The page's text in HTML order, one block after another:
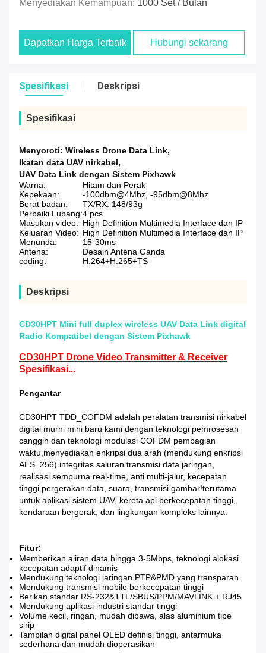
Menyediakan Kemampuan: 1000 Set / Bulan
Dapatkan Harga Terbaik Hubungi sekarang
Spesifikasi Deskripsi
Spesifikasi
Menyoroti: Wireless Drone Data Link,
Ikatan data UAV nirkabel,
UAV Data Link dengan Sistem Pixhawk
Warna:
Hitam dan Perak
Kepekaan:
-100dbm@4Mhz, -95dbm@8Mhz
Berat badan:
TX/RX: 148/93g
Perbaiki Lubang:4 pcs
Masukan video: High Definition Multimedia Interface dan IP
Keluaran Video: High Definition Multimedia Interface dan IP
Menunda:
15-30ms
Antena:
Desain Antena Ganda
coding:
H.264+H.265+TS
Deskripsi
CD30HPT Mini full duplex wireless UAV Data Link digital
Radio Kompatibel dengan Sistem Pixhawk
CD30HPT Drone Video Transmitter & Receiver
Spesifikasi...
Pengantar
CD30HPT TDD_COFDM adalah peralatan transmisi nirkabel
digital murni mini baru kami dengan teknologi pemrosesan
canggih dan teknologi modulasi COFDM pembagian
waktu,menyediakan enkripsi dua arah (mendukung enkripsi
AES_256) integritas saluran transmisi data jaringan,
realisasi sempurna real-time, anti multi-jalur, kecepatan
tinggi pergerakan data, suara, transmisi gambar!terutama
untuk aplikasi sistem UAV, kereta api berkecepatan tinggi,
kendaraan bergerak, dan lingkungan kompleks lainnya.
Fitur:
Memberikan aliran data hingga 3-5Mbps, teknologi alokasi
kecepatan adaptif dinamis
Mendukung teknologi jaringan PTP&PMD yang transparan
Mendukung transmisi mobile berkecepatan tinggi
Berikan standar RS-232&TTL/SBUS/PPM/MAVLINK + RJ45
Mendukung aplikasi industri standar tinggi
Volume kecil, ringan, mudah dibawa, alas aluminium tipe
sirip
Tampilan digital panel OLED definisi tinggi, antarmuka
sederhana dan mudah dioperasikan